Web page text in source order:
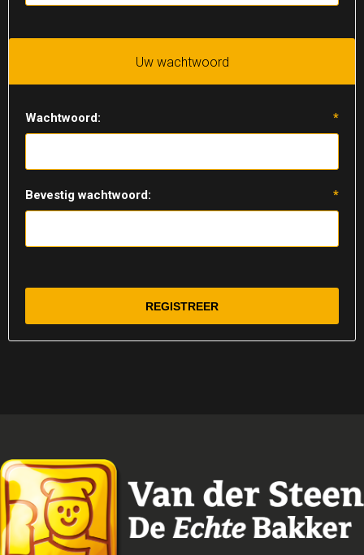
Uw wachtwoord
Wachtwoord: *
Bevestig wachtwoord: *